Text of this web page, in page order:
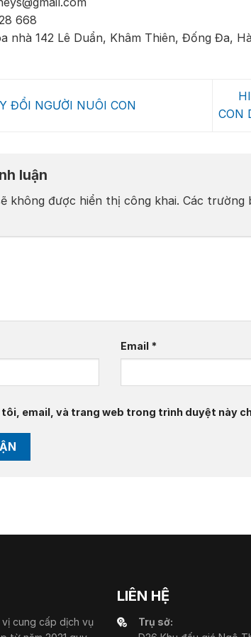
668
nhà 142 Lê Duẩn, Khâm Thiên, Đống Đa,
ĐỔI NGƯỜI NUÔI CON
CON
luận
không được hiển thị công khai. Các trường
Email *
tôi, email, và trang web trong trình duyệt này
vị cung cấp dịch vụ
LIÊN HỆ
Trụ sở: